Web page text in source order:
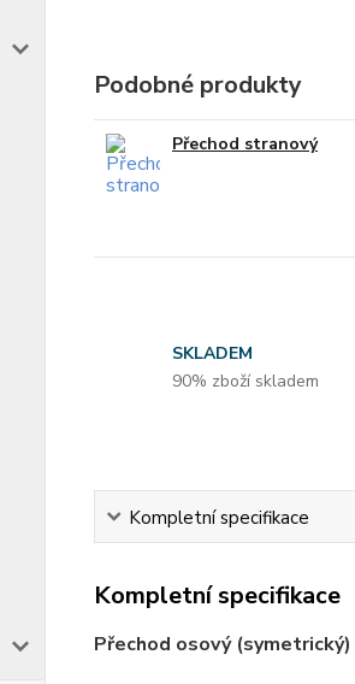
Podobné produkty
Přechod stranový
SKLADEM
90% zboží skladem
Kompletní specifikace
Kompletní specifikace
Přechod osový (symetrický)